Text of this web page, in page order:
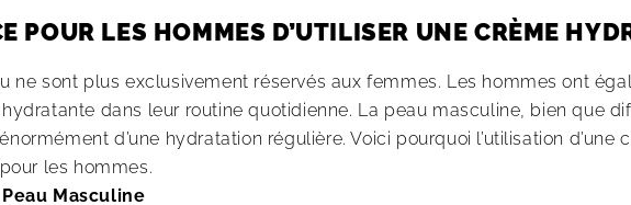
POUR LES HOMMES D’UTILISER UNE CRÈME
ne sont plus exclusivement réservés aux femmes. Les hommes ont
dans leur routine quotidienne. La peau masculine, bien que
d’une hydratation régulière. Voici pourquoi l’utilisation d’une
les hommes.
Masculine